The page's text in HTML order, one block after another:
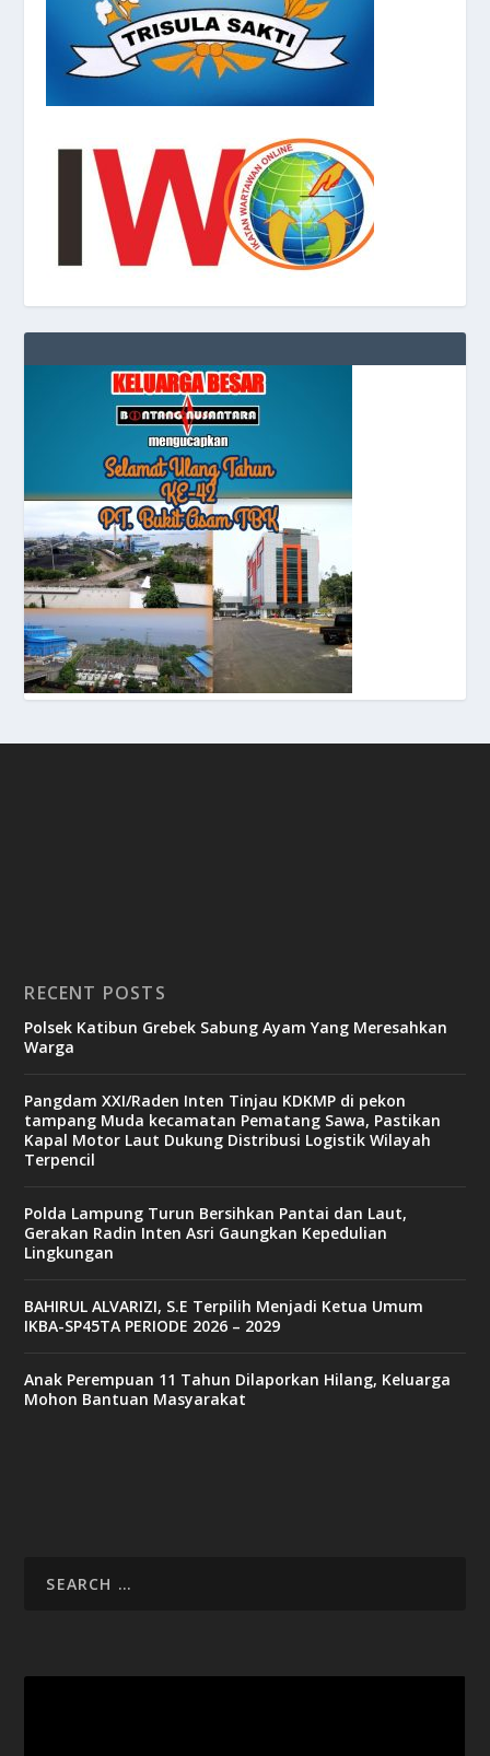
RECENT POSTS
Polsek Katibun Grebek Sabung Ayam Yang Meresahkan
Warga
Pangdam XXI/Raden Inten Tinjau KDKMP di pekon
tampang Muda kecamatan Pematang Sawa, Pastikan
Kapal Motor Laut Dukung Distribusi Logistik Wilayah
Terpencil
Polda Lampung Turun Bersihkan Pantai dan Laut,
Gerakan Radin Inten Asri Gaungkan Kepedulian
Lingkungan
BAHIRUL ALVARIZI, S.E Terpilih Menjadi Ketua Umum
IKBA-SP45TA PERIODE 2026 – 2029
Anak Perempuan 11 Tahun Dilaporkan Hilang, Keluarga
Mohon Bantuan Masyarakat